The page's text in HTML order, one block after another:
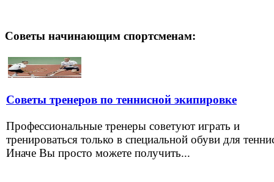
Советы начинающим спортсменам:
Советы тренеров по теннисной экипировке
Профессиональные тренеры советуют играть и
тренироваться только в специальной обуви для
Иначе Вы просто можете получить...